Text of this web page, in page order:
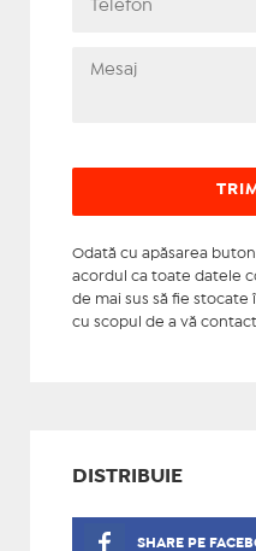
Odată cu apăsarea
acordul ca toate datele
de mai sus să fie
cu scopul de a vă
DISTRIBUIE
SHARE PE